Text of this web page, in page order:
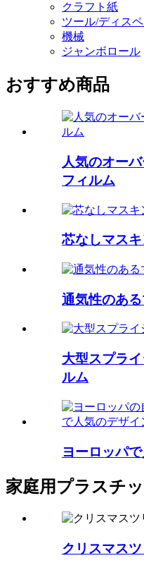
クラフト紙
ツール/ディス
機械
ジャンボロール
おすすめ商品
人気のオー
フィルム
芯なしマス
通気性のあ
大型スプラ
ルム
ヨーロッパ
家庭用プラスチ
クリスマス